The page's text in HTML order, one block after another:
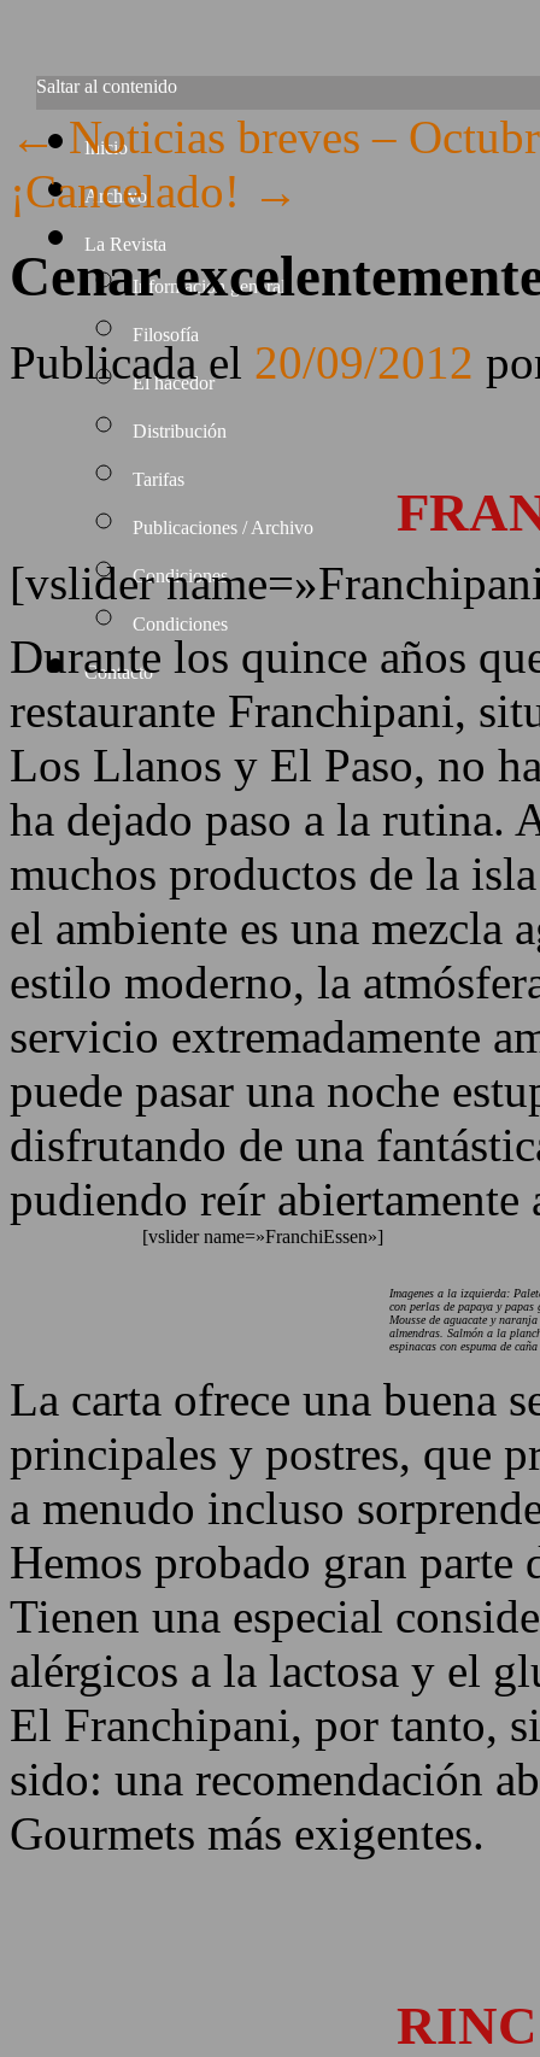
Saltar al contenido
Inicio
Archivo
La Revista
Información general
Filosofía
El hacedor
Distribución
Tarifas
Publicaciones / Archivo
Condiciones
Condiciones
Contacto
←Noticias breves –
¡Cancelado! →
Cenar
Publicada el 20/09/2012
RESTAURANTE
[vslider
Durante los quince años
restaurante Franchipani,
Los Llanos y El Paso, no
ha dejado paso a la rutina.
muchos productos de la
el ambiente es una mezcla
estilo moderno, la
servicio extremadamente
puede pasar una noche
disfrutando de una
pudiendo reír
[vslider name=»FranchiEssen»]
Imagenes a la izquierda:
con perlas de papaya y papas
Mousse de aguacate y naranja
almendras. Salmón a la
espinacas con espuma de
La carta ofrece una buena
principales y postres, que
a menudo incluso
Hemos probado gran parte
Tienen una especial
alérgicos a la lactosa y el
El Franchipani, por tanto,
sido: una recomendación
Gourmets más exigentes.